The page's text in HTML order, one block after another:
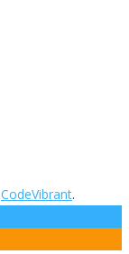
CodeVibrant.